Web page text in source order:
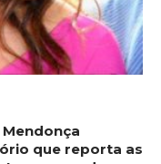
que reporta as